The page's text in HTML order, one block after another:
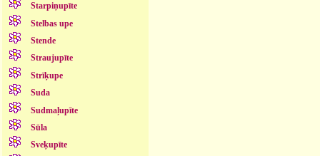
Starpiņupīte
Stelbas upe
Stende
Straujupīte
Strīķupe
Suda
Sudmaļupīte
Sūla
Sveķupīte